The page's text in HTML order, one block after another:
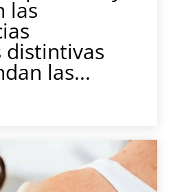
las
distintivas
las...